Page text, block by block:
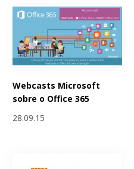
Webcasts Microsoft
sobre o Office 365
28.09.15